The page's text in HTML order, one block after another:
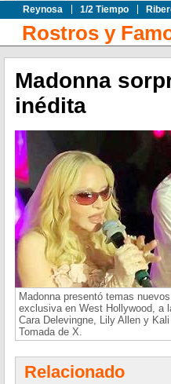
Reynosa
1/2 Tiempo
Rostros y
Madonna
inédita
Madonna presentó temas
exclusiva en West Hollywood, a
Cara Delevingne, Lily Allen y
Tomada de X.
Relacionado